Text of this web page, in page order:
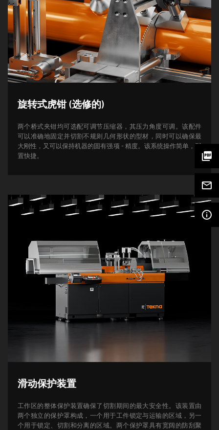
picture_as_pdf
mail_outline
info_outline
旋转式虎钳 (选修的)
两个桥式夹钳均可选配可调节压缩器，其压力角度可调。该配件
可以准确地固定并切割不规则几何形状的型材，同时可以确保最
大刚性，又可以保持机器的固有强项 - 精度。该系统操作简单，配
置快捷。
滑动保护装置
工作区的整体保护装置确保了切割期间的最大安全性。该装置由
两个独立的保护罩构成，一个用于工件锁定与运输的区域，另一
个用于锁定、切割和分离的区域。两个保护罩具有宽阔的防刮聚